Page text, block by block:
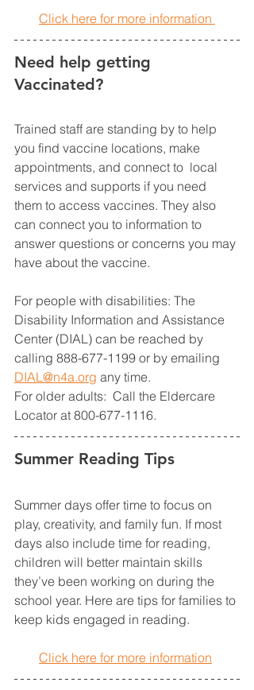
Click here for more information
Need help getting
Vaccinated?
Trained staff are standing by to help
you find vaccine locations, make
appointments, and connect to  local
services and supports if you need
them to access vaccines. They also
can connect you to information to
answer questions or concerns you may
have about the vaccine.
For people with disabilities: The
Disability Information and Assistance
Center (DIAL) can be reached by
calling 888-677-1199 or by emailing
DIAL@n4a.org any time.
For older adults:  Call the Eldercare
Locator at 800-677-1116.
Summer Reading Tips
Summer days offer time to focus on
play, creativity, and family fun. If most
days also include time for reading,
children will better maintain skills
they’ve been working on during the
school year. Here are tips for families to
keep kids engaged in reading.
Click here for more information